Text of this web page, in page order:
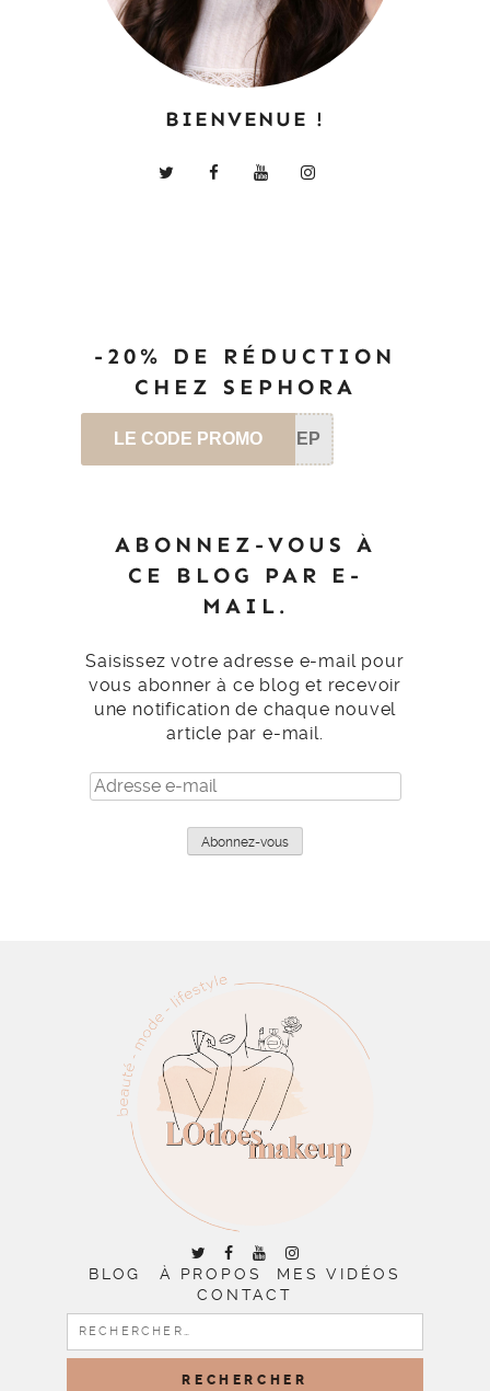
BIENVENUE !
-20% DE RÉDUCTION
CHEZ SEPHORA
LE CODE PROMO SEP
ABONNEZ-VOUS À
CE BLOG PAR E-
MAIL.
Saisissez votre adresse e-mail pour
vous abonner à ce blog et recevoir
une notification de chaque nouvel
article par e-mail.
Adresse
e-
Abonnez-vous
BLOG À PROPOS
MES VIDÉOS
CONTACT
RECHERCHER :